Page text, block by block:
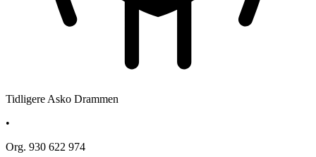
Tidligere Asko Drammen
•
Org. 930 622 974